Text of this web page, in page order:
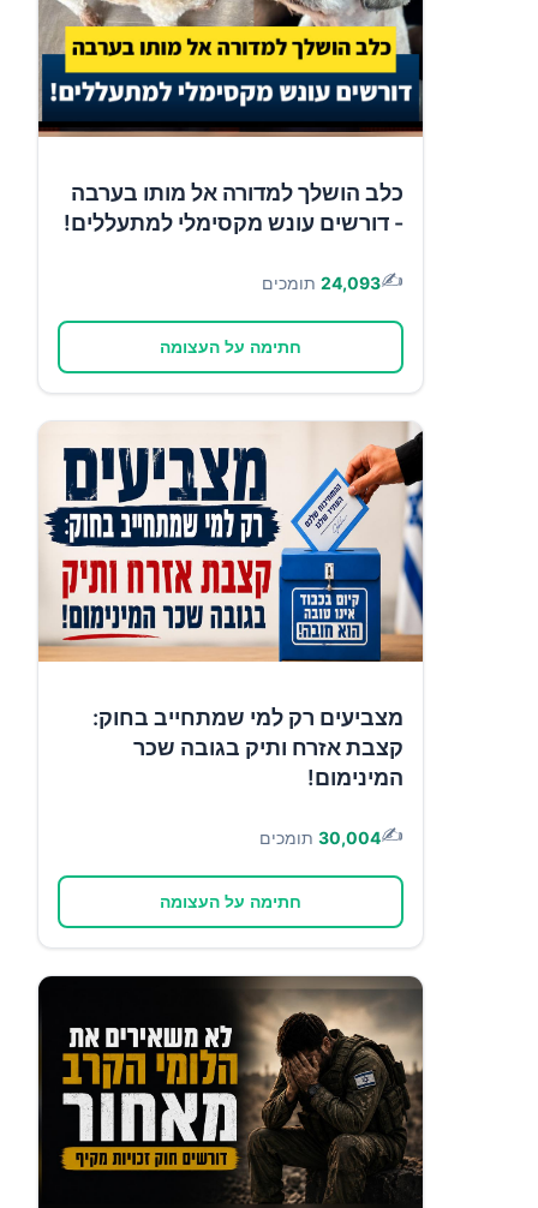
כלב הושלך למדורה אל מותו בערבה
- דורשים עונש מקסימלי למתעללים!
✍️
24,093 תומכים
חתימה על העצומה
מצביעים רק למי שמתחייב בחוק:
קצבת אזרח ותיק בגובה שכר
המינימום!
✍️
30,004 תומכים
חתימה על העצומה